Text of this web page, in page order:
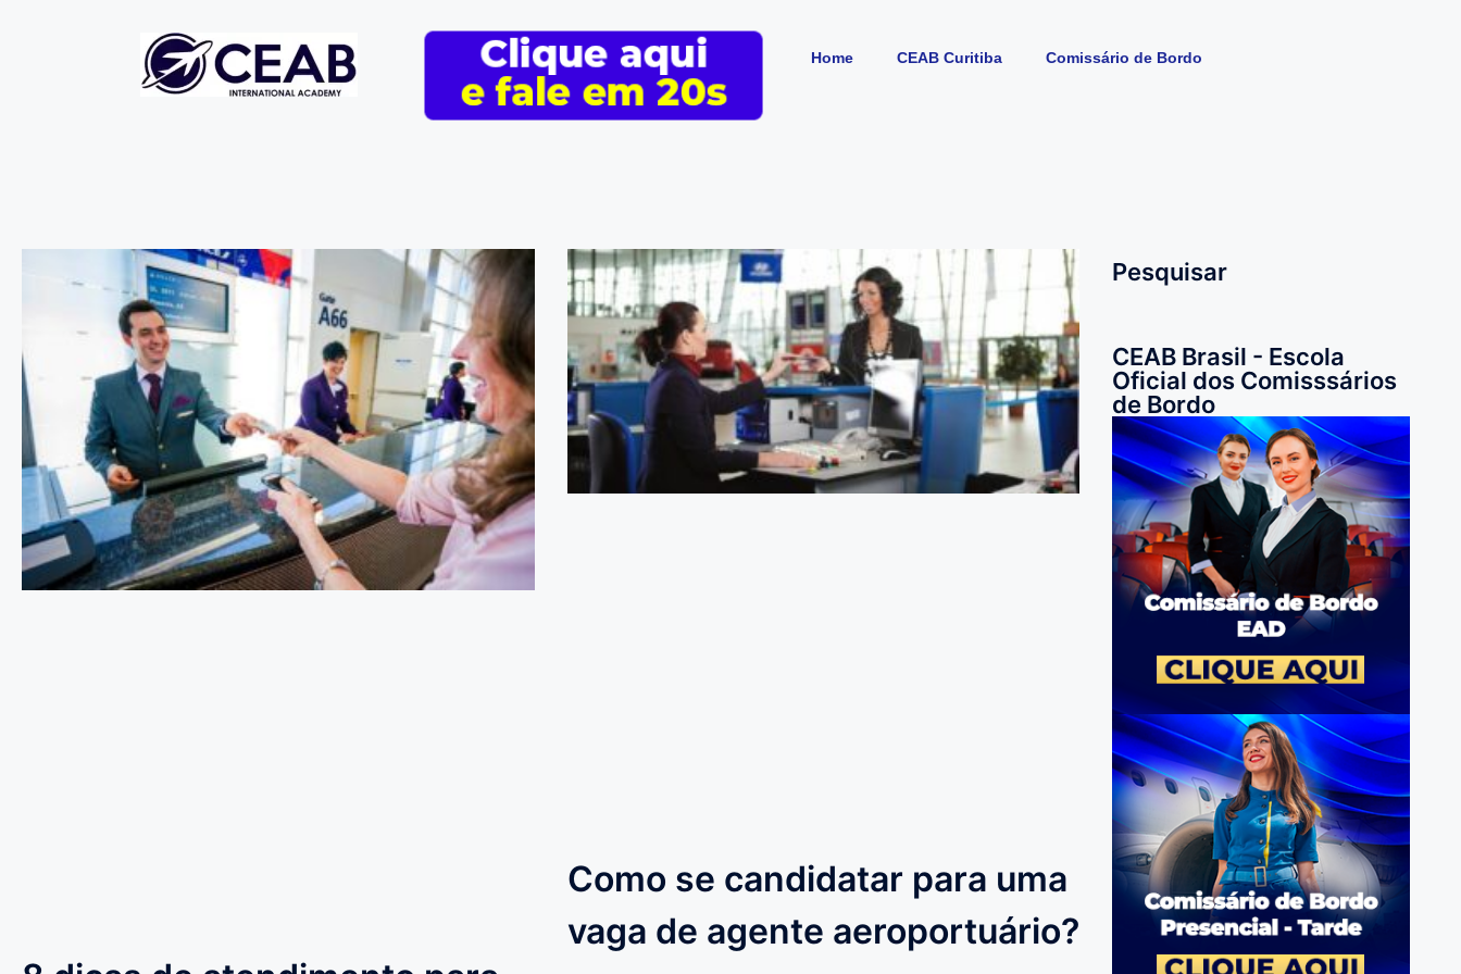
Home CEAB Curitiba Comissário de Bordo
Como se candidatar para uma
vaga de agente aeroportuário?
Pesquisar
CEAB Brasil - Escola
Oficial dos Comisssários
de Bordo